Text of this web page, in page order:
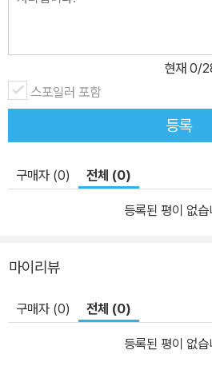
현재 0/
스포일러 포함
등록
구매자 (0) 전체 (0)
등록된 평이 없습
마이리뷰
구매자 (0) 전체 (0)
등록된 평이 없습